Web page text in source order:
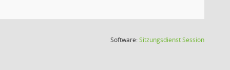
Software:SitzungsdienstSession(Wird in